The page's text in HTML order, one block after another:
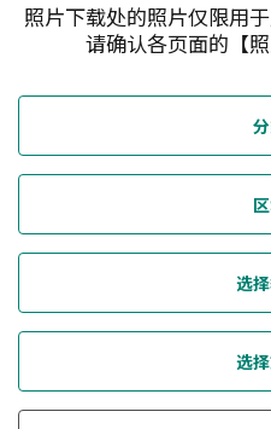
照片下载处的照片仅限用
请确认各页面的【
选
选